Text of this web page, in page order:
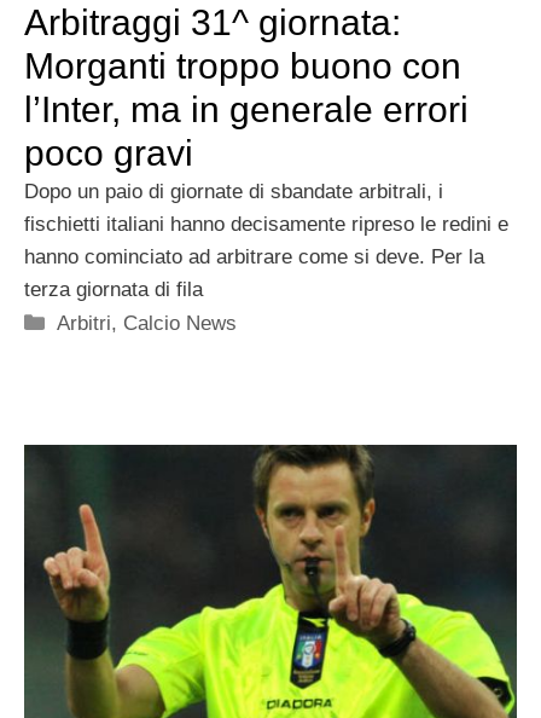
Arbitraggi 31^ giornata:
Morganti troppo buono con
l’Inter, ma in generale errori
poco gravi
Dopo un paio di giornate di sbandate arbitrali, i
fischietti italiani hanno decisamente ripreso le redini e
hanno cominciato ad arbitrare come si deve. Per la
terza giornata di fila
Categorie
Arbitri, Calcio News